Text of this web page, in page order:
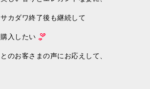
サカダワ終了後も継続して
購入したい
とのお客さまの声にお応えして、